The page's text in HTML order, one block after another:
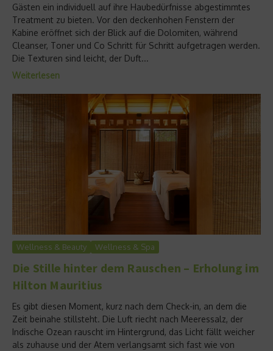
Gästen ein individuell auf ihre Haubedürfnisse abgestimmtes
Treatment zu bieten. Vor den deckenhohen Fenstern der
Kabine eröffnet sich der Blick auf die Dolomiten, während
Cleanser, Toner und Co Schritt für Schritt aufgetragen werden.
Die Texturen sind leicht, der Duft...
Weiterlesen
Wellness & Beauty Wellness & Spa
Die Stille hinter dem Rauschen – Erholung im
Hilton Mauritius
Es gibt diesen Moment, kurz nach dem Check-in, an dem die
Zeit beinahe stillsteht. Die Luft riecht nach Meeressalz, der
Indische Ozean rauscht im Hintergrund, das Licht fällt weicher
als zuhause und der Atem verlangsamt sich fast wie von